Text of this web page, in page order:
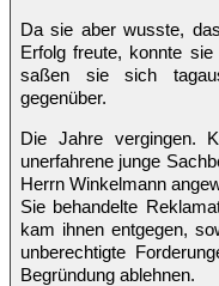
Da sie aber wusste,
Erfolg freute, konnte
saßen sie sich
gegenüber.
Die Jahre vergingen.
unerfahrene junge
Herrn Winkelmann
Sie behandelte
kam ihnen entgegen,
unberechtigte
Begründung ablehnen.